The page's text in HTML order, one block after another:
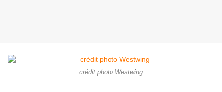
crédit photo Westwing